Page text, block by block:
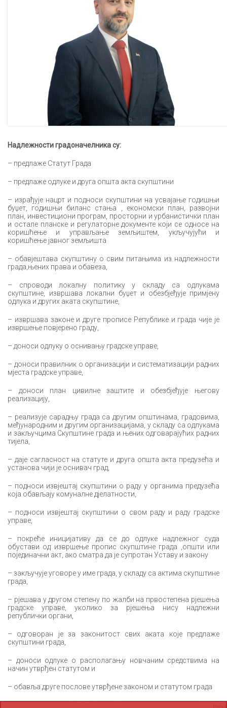
Надлежности градоначелника су:
– предлаже Статут Града
– предлаже одлуке и друга општа акта скупштини
– израђује нацрт и подноси скупштини на усвајање годишњи
буџет, годишњи биланс стања , економски план, развојни
план, инвестициони програм, просторни и урбанистички план
и остале планске и регулаторне документе који се односе на
коришћење и управљање земљиштем, укључујући и
коришћење јавног земљишта
– обавјештава скупштину о свим питањима из надлежности
града,њених права и обавеза,
– спроводи локалну политику у складу са одлукама
скупштине, извршава локални буџет и обезбјеђује примјену
одлука и других аката скупштине,
– извршава законе и друге прописе Републике и града чије је
извршење повјерено граду,
– доноси одлуку о оснивању градске управе,
– доноси правилник о организацији и систематизацији радних
мјеста градске управе,
– доноси план цивилне заштите и обезбјеђује његову
реализацију,
– реализује сарадњу града са другим општинама, градовима,
међународним и другим организацијама, у складу са одлукама
и закључцима Скупштине града и њених одговарајућих радних
тијела,
– даје сагласност на статуте и друга општа акта предузећа и
установа чији је оснивач град,
– подноси извјештај скупштини о раду у органима предузећа
која обављају комуналне дјелатности,
– подноси извјештај скупштини о свом раду и раду градске
управе,
– покреће иницијативу да се до одлуке надлежног суда
обустави од извршење пропис скупштине града ,општи или
појединачни акт, ако сматра да је супротан Уставу и закону
– закључује уговоре у име града, у складу са актима скупштине
града,
– рјешава у другом степену по жалби на првостепена рјешења
градске управе, уколико за рјешења нису надлежни
републички органи,
– одговоран је за законитост свих аката које предлаже
скупштини града,
– доноси одлуке о располагању новчаним средствима на
начин утврђен статутом и
– обавља друге послове утврђене законом и статутом града